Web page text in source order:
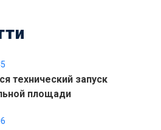
технический запуск
площади